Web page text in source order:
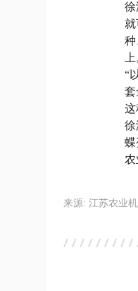
徐
种
上
“
套
这
徐
蝶
农
来源: 江苏农业